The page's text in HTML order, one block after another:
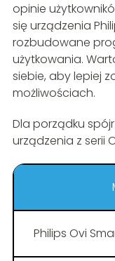
opinie
się urządzenia
rozbudowane
użytkowania.
siebie, aby lepiej
możliwościach.
Dla porządku
urządzenia z serii
Philips Ovi